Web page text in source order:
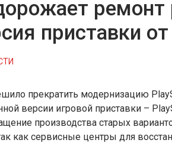
ремонт
приставки
прекратить модернизацию
версии игровой приставки –
производства старых
как сервисные центры для